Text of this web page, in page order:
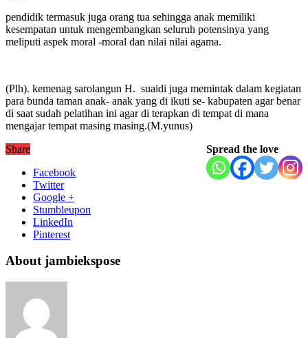
pendidik termasuk juga orang tua sehingga anak memiliki
kesempatan untuk mengembangkan seluruh potensinya yang
meliputi aspek moral -moral dan nilai nilai agama.
(Plh). kemenag sarolangun H. suaidi juga memintak dalam kegiatan
para bunda taman anak- anak yang di ikuti se- kabupaten agar benar
di saat sudah pelatihan ini agar di terapkan di tempat di mana
mengajar tempat masing masing.(M.yunus)
Spread the love
Share
Facebook
Twitter
Google +
Stumbleupon
LinkedIn
Pinterest
About jambiekspose